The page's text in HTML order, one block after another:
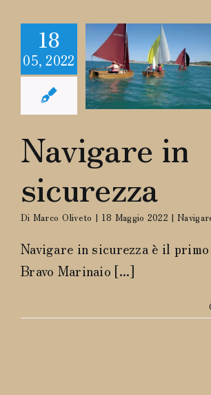
18
05, 2022
in
Navigare in
sicurezza
Di Marco Oliveto | 18 Maggio 2022 |
Navigare in sicurezza è il
Bravo Marinaio [...]